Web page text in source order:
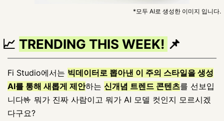
*모두 AI로 생성한 이미지 입니다.
📈 TRENDING THIS WEEK! 📌
Fi Studio에서는 빅데이터로 뽑아낸 이 주의 스타일을 생성
AI를 통해 새롭게 제안하는 신개념 트렌드 콘텐츠를 선보입
니다🤟 뭐가 진짜 사람이고 뭐가 AI 모델 컷인지 모르시겠
다구요?